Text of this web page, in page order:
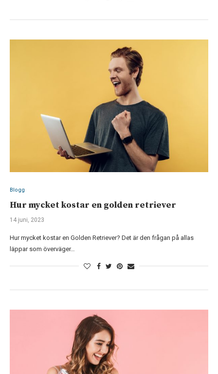
Blogg
Hur mycket kostar en golden retriever
14 juni, 2023
Hur mycket kostar en Golden Retriever? Det är den frågan på allas
läppar som överväger…